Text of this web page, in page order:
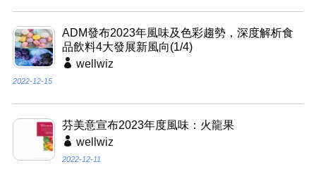
ADM發布2023年風味及色彩趨勢，深度解析食
品飲料4大發展新風向(1/4)
wellwiz
2022-12-15
芬美意宣布2023年度風味：火龍果
wellwiz
2022-12-11